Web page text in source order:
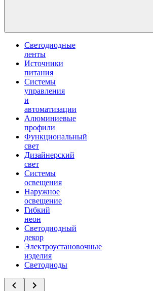
Светодиодные
ленты
Источники
питания
Системы
управления
и
автоматизации
Алюминиевые
профили
Функциональный
свет
Дизайнерский
свет
Системы
освещения
Наружное
освещение
Гибкий
неон
Светодиодный
декор
Электроустановочные
изделия
Светодиоды